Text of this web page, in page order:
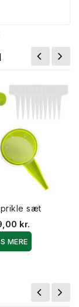
prikle sæt
kr.
MERE